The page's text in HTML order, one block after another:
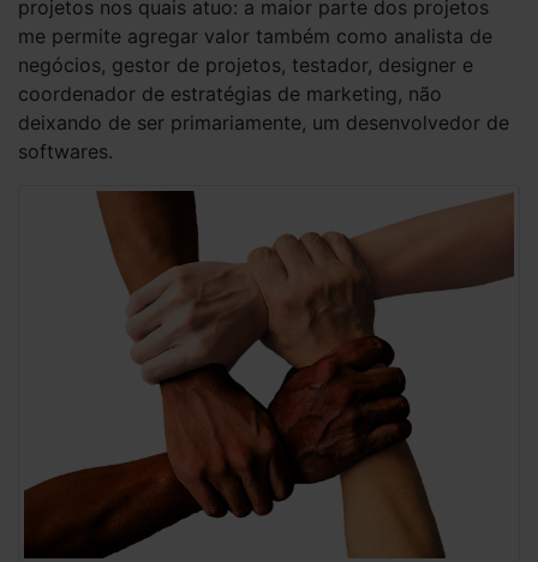
projetos nos quais atuo: a maior parte dos projetos
me permite agregar valor também como analista de
negócios, gestor de projetos, testador, designer e
coordenador de estratégias de marketing, não
deixando de ser primariamente, um desenvolvedor de
softwares.